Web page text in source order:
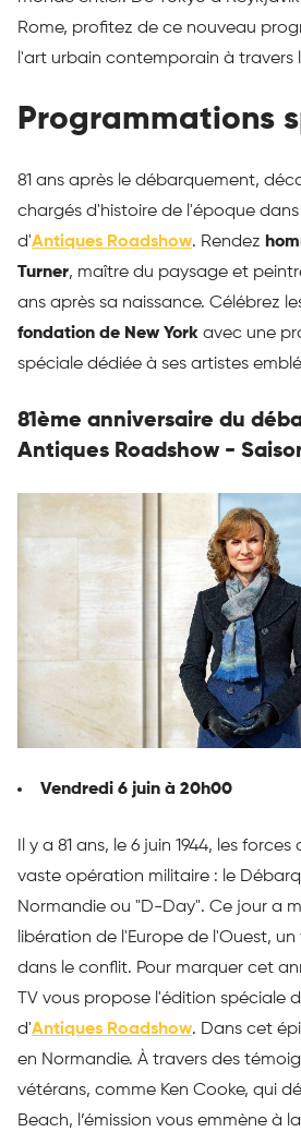
Rome, profitez de ce nouveau
l'art urbain contemporain à travers
Programmations
81 ans après le débarquement,
chargés d'histoire de l'époque dans
d'Antiques Roadshow. Rendez
Turner, maître du paysage et
ans après sa naissance. Célébrez
fondation de New York avec une
spéciale dédiée à ses artistes
81ème anniversaire du
Antiques Roadshow -
Vendredi 6 juin à 20h00
Il y a 81 ans, le 6 juin 1944, les
vaste opération militaire : le
Normandie ou "D-Day". Ce jour a
libération de l'Europe de l'Ouest,
dans le conflit. Pour marquer cet
TV vous propose l'édition spéciale
d'Antiques Roadshow. Dans cet
en Normandie. À travers des
vétérans, comme Ken Cooke, qui
Beach, l’émission vous emmène à